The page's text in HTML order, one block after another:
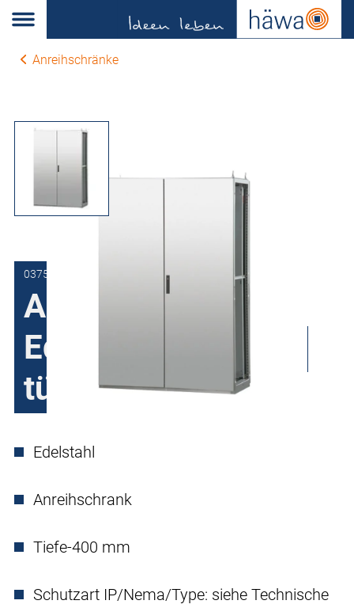
Anreihschränke
0375-1118-40-00
Anreihschrank
Edelstahl H375, 2-
türig
Edelstahl
Anreihschrank
Tiefe-400 mm
Schutzart IP/Nema/Type: siehe Technische